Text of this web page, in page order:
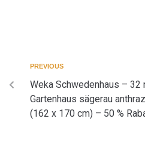
PREVIOUS
Weka Schwedenhaus –
Gartenhaus sägerau
(162 x 170 cm) – 50 %